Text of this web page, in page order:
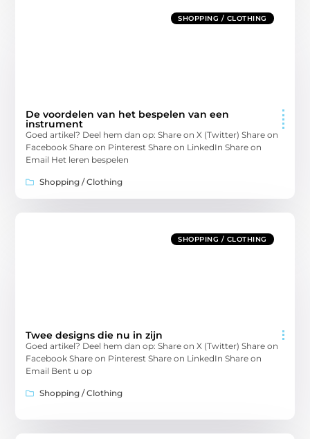
SHOPPING / CLOTHING
De voordelen van het bespelen van een
instrument
Goed artikel? Deel hem dan op: Share on X (Twitter) Share on
Facebook Share on Pinterest Share on LinkedIn Share on
Email Het leren bespelen
Shopping / Clothing
SHOPPING / CLOTHING
Twee designs die nu in zijn
Goed artikel? Deel hem dan op: Share on X (Twitter) Share on
Facebook Share on Pinterest Share on LinkedIn Share on
Email Bent u op
Shopping / Clothing